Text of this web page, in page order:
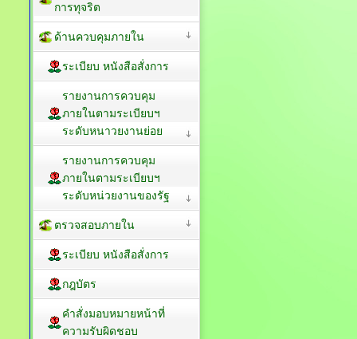
การทุจริต
ด้านควบคุมภายใน
ระเบียบ หนังสือสั่งการ
รายงานการควบคุม
ภายในตามระเบียบฯ
ระดับหนาวยงานย่อย
รายงานการควบคุม
ภายในตามระเบียบฯ
ระดับหน่วยงานของรัฐ
ตรวจสอบภายใน
ระเบียบ หนังสือสั่งการ
กฎบัตร
คำสั่งมอบหมายหน้าที่
ความรับผิดชอบ